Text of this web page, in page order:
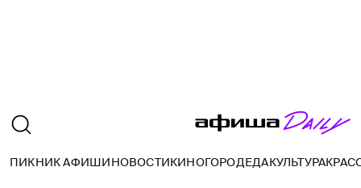
ПИКНИК АФИШИНОВОСТИКИНОГОРОДЕДАКУЛЬТУРА